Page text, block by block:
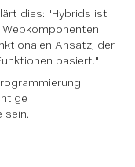
dies: "Hybrids ist
Webkomponenten
Ansatz, der
basiert."
sein.